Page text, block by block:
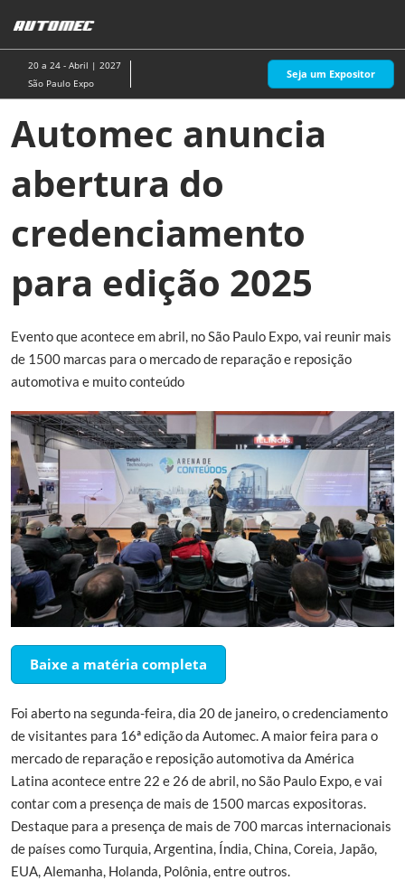
para
o
conteúdo
20 a 24 - Abril | 2027
São Paulo Expo
Seja um Expositor
Automec anuncia
abertura do
credenciamento
para edição 2025
Evento que acontece em abril, no São Paulo Expo, vai reunir mais
de 1500 marcas para o mercado de reparação e reposição
automotiva e muito conteúdo
Baixe a matéria completa
Foi aberto na segunda-feira, dia 20 de janeiro, o credenciamento
de visitantes para 16ª edição da Automec. A maior feira para o
mercado de reparação e reposição automotiva da América
Latina acontece entre 22 e 26 de abril, no São Paulo Expo, e vai
contar com a presença de mais de 1500 marcas expositoras.
Destaque para a presença de mais de 700 marcas internacionais
de países como Turquia, Argentina, Índia, China, Coreia, Japão,
EUA, Alemanha, Holanda, Polônia, entre outros.